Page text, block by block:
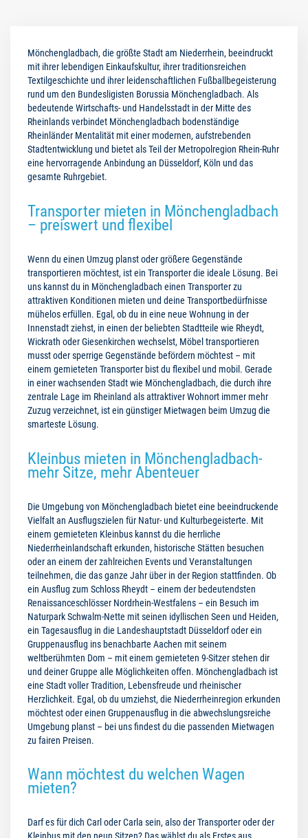
Mönchengladbach, die größte Stadt am Niederrhein, beeindruckt
mit ihrer lebendigen Einkaufskultur, ihrer traditionsreichen
Textilgeschichte und ihrer leidenschaftlichen Fußballbegeisterung
rund um den Bundesligisten Borussia Mönchengladbach. Als
bedeutende Wirtschafts- und Handelsstadt in der Mitte des
Rheinlands verbindet Mönchengladbach bodenständige
Rheinländer Mentalität mit einer modernen, aufstrebenden
Stadtentwicklung und bietet als Teil der Metropolregion Rhein-Ruhr
eine hervorragende Anbindung an Düsseldorf, Köln und das
gesamte Ruhrgebiet.
Transporter mieten in Mönchengladbach
– preiswert und flexibel
Wenn du einen Umzug planst oder größere Gegenstände
transportieren möchtest, ist ein Transporter die ideale Lösung. Bei
uns kannst du in Mönchengladbach einen Transporter zu
attraktiven Konditionen mieten und deine Transportbedürfnisse
mühelos erfüllen. Egal, ob du in eine neue Wohnung in der
Innenstadt ziehst, in einen der beliebten Stadtteile wie Rheydt,
Wickrath oder Giesenkirchen wechselst, Möbel transportieren
musst oder sperrige Gegenstände befördern möchtest – mit
einem gemieteten Transporter bist du flexibel und mobil. Gerade
in einer wachsenden Stadt wie Mönchengladbach, die durch ihre
zentrale Lage im Rheinland als attraktiver Wohnort immer mehr
Zuzug verzeichnet, ist ein günstiger Mietwagen beim Umzug die
smarteste Lösung.
Kleinbus mieten in Mönchengladbach-
mehr Sitze, mehr Abenteuer
Die Umgebung von Mönchengladbach bietet eine beeindruckende
Vielfalt an Ausflugszielen für Natur- und Kulturbegeisterte. Mit
einem gemieteten Kleinbus kannst du die herrliche
Niederrheinlandschaft erkunden, historische Stätten besuchen
oder an einem der zahlreichen Events und Veranstaltungen
teilnehmen, die das ganze Jahr über in der Region stattfinden. Ob
ein Ausflug zum Schloss Rheydt – einem der bedeutendsten
Renaissanceschlösser Nordrhein-Westfalens – ein Besuch im
Naturpark Schwalm-Nette mit seinen idyllischen Seen und Heiden,
ein Tagesausflug in die Landeshauptstadt Düsseldorf oder ein
Gruppenausflug ins benachbarte Aachen mit seinem
weltberühmten Dom – mit einem gemieteten 9-Sitzer stehen dir
und deiner Gruppe alle Möglichkeiten offen. Mönchengladbach ist
eine Stadt voller Tradition, Lebensfreude und rheinischer
Herzlichkeit. Egal, ob du umziehst, die Niederrheinregion erkunden
möchtest oder einen Gruppenausflug in die abwechslungsreiche
Umgebung planst – bei uns findest du die passenden Mietwagen
zu fairen Preisen.
Wann möchtest du welchen Wagen
mieten?
Darf es für dich Carl oder Carla sein, also der Transporter oder der